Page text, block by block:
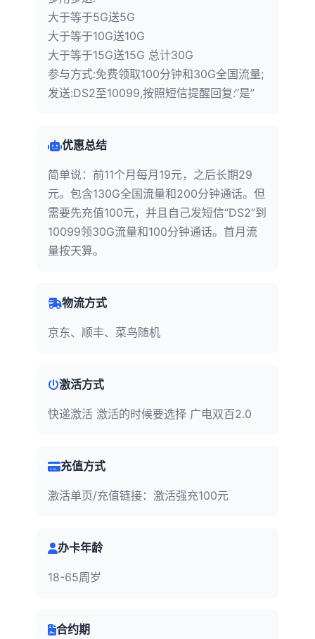
大于等于5G送5G
大于等于10G送10G
大于等于15G送15G 总计30G
参与方式:免费领取100分钟和30G全国流量;
发送:DS2至10099,按照短信提醒回复:“是”
优惠总结
简单说：前11个月每月19元，之后长期29
元。包含130G全国流量和200分钟通话。但
需要先充值100元，并且自己发短信“DS2”到
10099领30G流量和100分钟通话。首月流
量按天算。
物流方式
京东、顺丰、菜鸟随机
激活方式
快递激活 激活的时候要选择 广电双百2.0
充值方式
激活单页/充值链接：激活强充100元
办卡年龄
18-65周岁
合约期